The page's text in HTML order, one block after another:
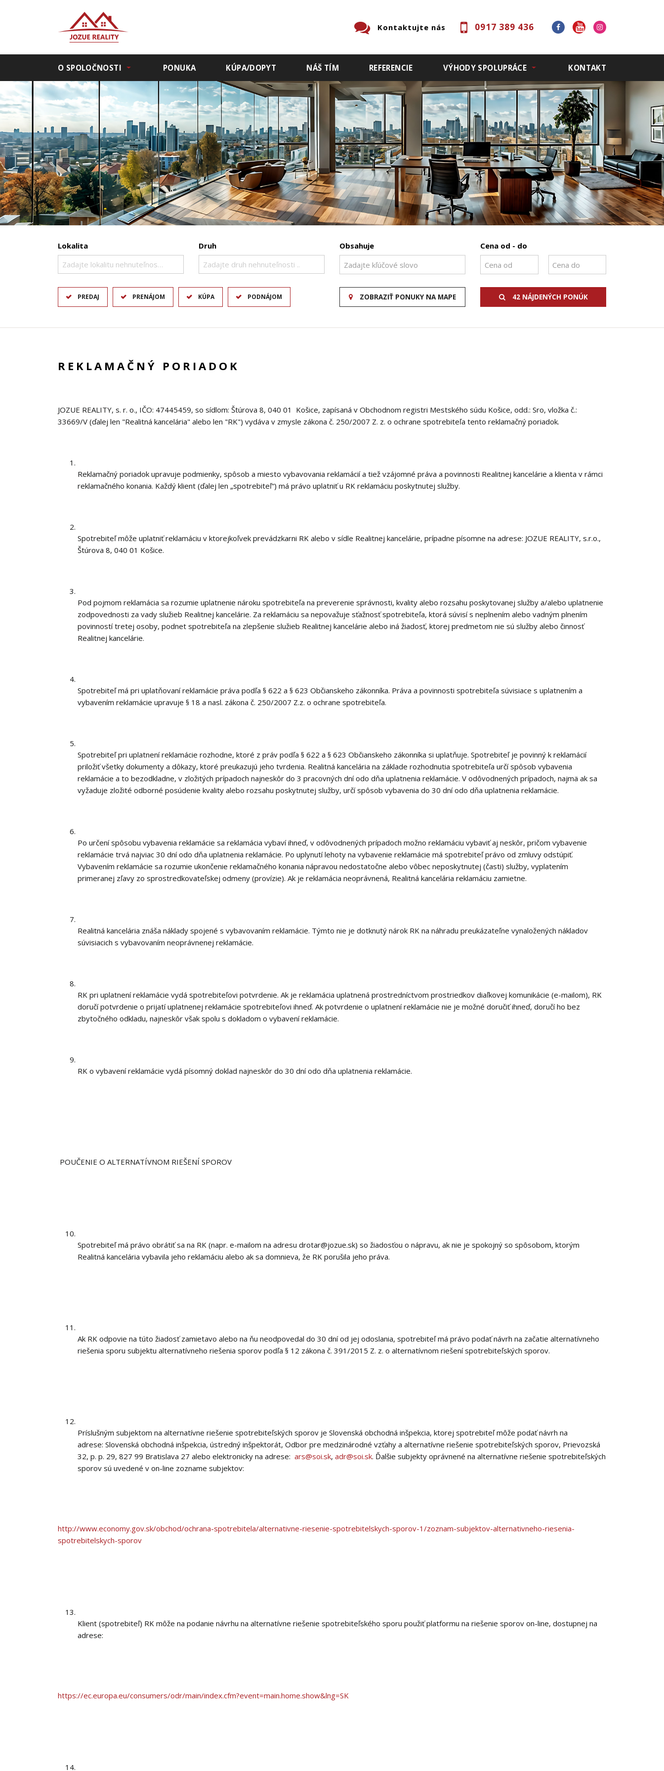
0917 389 436
Kontaktujte nás
O SPOLOČNOSTI PONUKA KÚPA/DOPYT NÁŠ TÍM REFERENCIE VÝHODY SPOLUPRÁCE KONTAKT
Lokalita
Zadajte lokalitu nehnuteľnosti ..
Druh
Zadajte druh nehnuteľnosti ..
Obsahuje Cena od - do
PREDAJ PRENÁJOM KÚPA PODNÁJOM ZOBRAZIŤ PONUKY NA MAPE 42 NÁJDENÝCH PONÚK
REKLAMAČNÝ PORIADOK
JOZUE REALITY, s. r. o., IČO: 47445459, so sídlom: Štúrova 8, 040 01 Košice, zapísaná v Obchodnom registri Mestského súdu Košice, odd.: Sro, vložka č.:
33669/V (ďalej len "Realitná kancelária" alebo len "RK") vydáva v zmysle zákona č. 250/2007 Z. z. o ochrane spotrebiteľa tento reklamačný poriadok.
Reklamačný poriadok upravuje podmienky, spôsob a miesto vybavovania reklamácií a tiež vzájomné práva a povinnosti Realitnej kancelárie a klienta v rámci
reklamačného konania. Každý klient (ďalej len „spotrebiteľ“) má právo uplatniť u RK reklamáciu poskytnutej služby.
Spotrebiteľ môže uplatniť reklamáciu v ktorejkoľvek prevádzkarni RK alebo v sídle Realitnej kancelárie, prípadne písomne na adrese: JOZUE REALITY, s.r.o.,
Štúrova 8, 040 01 Košice.
Pod pojmom reklamácia sa rozumie uplatnenie nároku spotrebiteľa na preverenie správnosti, kvality alebo rozsahu poskytovanej služby a/alebo uplatnenie
zodpovednosti za vady služieb Realitnej kancelárie. Za reklamáciu sa nepovažuje sťažnosť spotrebiteľa, ktorá súvisí s neplnením alebo vadným plnením
povinností tretej osoby, podnet spotrebiteľa na zlepšenie služieb Realitnej kancelárie alebo iná žiadosť, ktorej predmetom nie sú služby alebo činnosť
Realitnej kancelárie.
Spotrebiteľ má pri uplatňovaní reklamácie práva podľa § 622 a § 623 Občianskeho zákonníka. Práva a povinnosti spotrebiteľa súvisiace s uplatnením a
vybavením reklamácie upravuje § 18 a nasl. zákona č. 250/2007 Z.z. o ochrane spotrebiteľa.
Spotrebiteľ pri uplatnení reklamácie rozhodne, ktoré z práv podľa § 622 a § 623 Občianskeho zákonníka si uplatňuje. Spotrebiteľ je povinný k reklamácií
priložiť všetky dokumenty a dôkazy, ktoré preukazujú jeho tvrdenia. Realitná kancelária na základe rozhodnutia spotrebiteľa určí spôsob vybavenia
reklamácie a to bezodkladne, v zložitých prípadoch najneskôr do 3 pracovných dní odo dňa uplatnenia reklamácie. V odôvodnených prípadoch, najmä ak sa
vyžaduje zložité odborné posúdenie kvality alebo rozsahu poskytnutej služby, určí spôsob vybavenia do 30 dní odo dňa uplatnenia reklamácie.
Po určení spôsobu vybavenia reklamácie sa reklamácia vybaví ihneď, v odôvodnených prípadoch možno reklamáciu vybaviť aj neskôr, pričom vybavenie
reklamácie trvá najviac 30 dní odo dňa uplatnenia reklamácie. Po uplynutí lehoty na vybavenie reklamácie má spotrebiteľ právo od zmluvy odstúpiť.
Vybavením reklamácie sa rozumie ukončenie reklamačného konania nápravou nedostatočne alebo vôbec neposkytnutej (časti) služby, vyplatením
primeranej zľavy zo sprostredkovateľskej odmeny (provízie). Ak je reklamácia neoprávnená, Realitná kancelária reklamáciu zamietne.
Realitná kancelária znáša náklady spojené s vybavovaním reklamácie. Týmto nie je dotknutý nárok RK na náhradu preukázateľne vynaložených nákladov
súvisiacich s vybavovaním neoprávnenej reklamácie.
RK pri uplatnení reklamácie vydá spotrebiteľovi potvrdenie. Ak je reklamácia uplatnená prostredníctvom prostriedkov diaľkovej komunikácie (e-mailom), RK
doručí potvrdenie o prijatí uplatnenej reklamácie spotrebiteľovi ihneď. Ak potvrdenie o uplatnení reklamácie nie je možné doručiť ihneď, doručí ho bez
zbytočného odkladu, najneskôr však spolu s dokladom o vybavení reklamácie.
RK o vybavení reklamácie vydá písomný doklad najneskôr do 30 dní odo dňa uplatnenia reklamácie.
POUČENIE O ALTERNATÍVNOM RIEŠENÍ SPOROV
Spotrebiteľ má právo obrátiť sa na RK (napr. e-mailom na adresu drotar@jozue.sk) so žiadosťou o nápravu, ak nie je spokojný so spôsobom, ktorým
Realitná kancelária vybavila jeho reklamáciu alebo ak sa domnieva, že RK porušila jeho práva.
Ak RK odpovie na túto žiadosť zamietavo alebo na ňu neodpovedal do 30 dní od jej odoslania, spotrebiteľ má právo podať návrh na začatie alternatívneho
riešenia sporu subjektu alternatívneho riešenia sporov podľa § 12 zákona č. 391/2015 Z. z. o alternatívnom riešení spotrebiteľských sporov.
Príslušným subjektom na alternatívne riešenie spotrebiteľských sporov je Slovenská obchodná inšpekcia, ktorej spotrebiteľ môže podať návrh na
adrese: Slovenská obchodná inšpekcia, ústredný inšpektorát, Odbor pre medzinárodné vzťahy a alternatívne riešenie spotrebiteľských sporov, Prievozská
32, p. p. 29, 827 99 Bratislava 27 alebo elektronicky na adrese: ars@soi.sk, adr@soi.sk. Ďalšie subjekty oprávnené na alternatívne riešenie spotrebiteľských
sporov sú uvedené v on-line zozname subjektov:
http://www.economy.gov.sk/obchod/ochrana-spotrebitela/alternativne-riesenie-spotrebitelskych-sporov-1/zoznam-subjektov-alternativneho-riesenia-
spotrebitelskych-sporov
Klient (spotrebiteľ) RK môže na podanie návrhu na alternatívne riešenie spotrebiteľského sporu použiť platformu na riešenie sporov on-line, dostupnej na
adrese:
https://ec.europa.eu/consumers/odr/main/index.cfm?event=main.home.show&lng=SK